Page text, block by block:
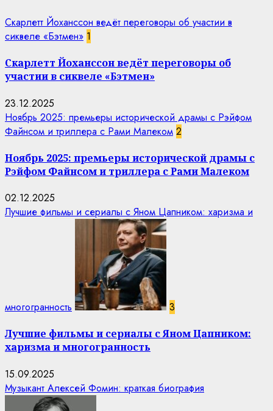
Скарлетт Йоханссон ведёт переговоры об участии в
сиквеле «Бэтмен» 1
Скарлетт Йоханссон ведёт переговоры об
участии в сиквеле «Бэтмен»
23.12.2025
Ноябрь 2025: премьеры исторической драмы с Рэйфом
Файнсом и триллера с Рами Малеком 2
Ноябрь 2025: премьеры исторической драмы с
Рэйфом Файнсом и триллера с Рами Малеком
02.12.2025
Лучшие фильмы и сериалы с Яном Цапником: харизма и
многогранность 3
Лучшие фильмы и сериалы с Яном Цапником:
харизма и многогранность
15.09.2025
Музыкант Алексей Фомин: краткая биография